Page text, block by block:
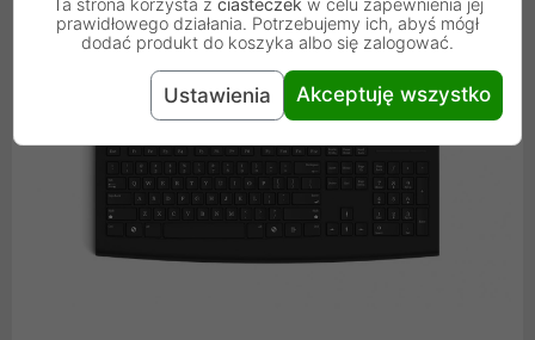
prawidłowego działania. Potrzebujemy ich, abyś mógł
dodać produkt do koszyka albo się zalogować.
Ustawienia Akceptuję wszystko